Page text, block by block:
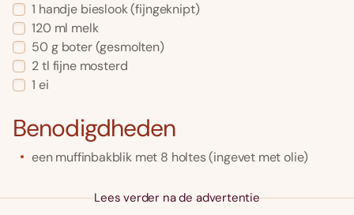
1 handje bieslook(fijngeknipt)
120 ml melk
50 g boter(gesmolten)
2tl fijne mosterd
1 ei
Benodigdheden
een muffinbakblik met 8 holtes (ingevet met olie)
Lees verder na de advertentie